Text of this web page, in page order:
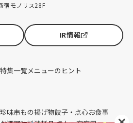
宿モノリス28F
IR情報
特集一覧メニューのヒント
味串もの揚げ物餃子・点心お食事